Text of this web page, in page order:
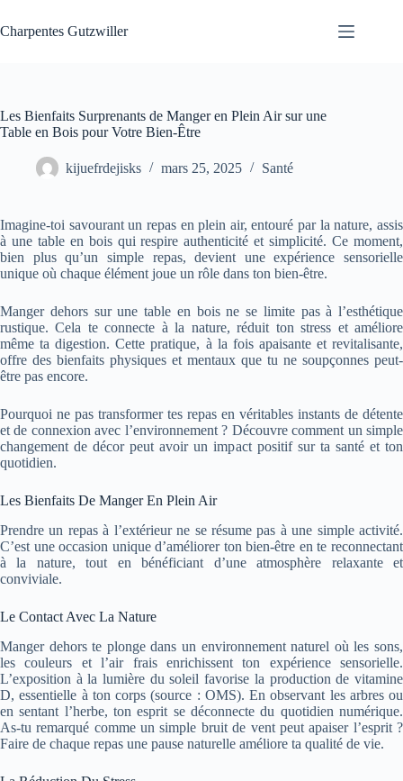
au
contenu
Charpentes Gutzwiller
Les Bienfaits Surprenants de Manger en Plein Air sur une
Table en Bois pour Votre Bien-Être
kijuefrdejisks mars 25, 2025 Santé
Imagine-toi savourant un repas en plein air, entouré par la nature, assis
à une table en bois qui respire authenticité et simplicité. Ce moment,
bien plus qu’un simple repas, devient une expérience sensorielle
unique où chaque élément joue un rôle dans ton bien-être.
Manger dehors sur une table en bois ne se limite pas à l’esthétique
rustique. Cela te connecte à la nature, réduit ton stress et améliore
même ta digestion. Cette pratique, à la fois apaisante et revitalisante,
offre des bienfaits physiques et mentaux que tu ne soupçonnes peut-
être pas encore.
Pourquoi ne pas transformer tes repas en véritables instants de détente
et de connexion avec l’environnement ? Découvre comment un simple
changement de décor peut avoir un impact positif sur ta santé et ton
quotidien.
Les Bienfaits De Manger En Plein Air
Prendre un repas à l’extérieur ne se résume pas à une simple activité.
C’est une occasion unique d’améliorer ton bien-être en te reconnectant
à la nature, tout en bénéficiant d’une atmosphère relaxante et
conviviale.
Le Contact Avec La Nature
Manger dehors te plonge dans un environnement naturel où les sons,
les couleurs et l’air frais enrichissent ton expérience sensorielle.
L’exposition à la lumière du soleil favorise la production de vitamine
D, essentielle à ton corps (source : OMS). En observant les arbres ou
en sentant l’herbe, ton esprit se déconnecte du quotidien numérique.
As-tu remarqué comme un simple bruit de vent peut apaiser l’esprit ?
Faire de chaque repas une pause naturelle améliore ta qualité de vie.